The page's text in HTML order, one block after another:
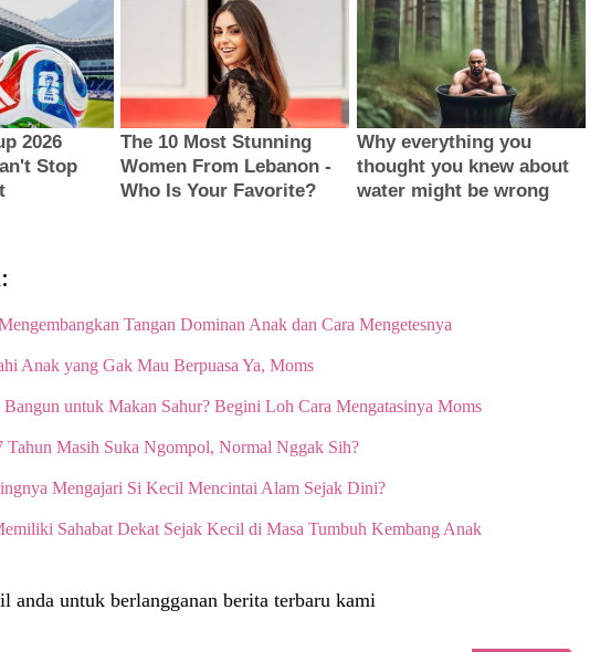
Tangan Dominan Anak dan Cara Mengetesnya
Anak yang Gak Mau Berpuasa Ya, Moms
Bangun untuk Makan Sahur? Begini Loh Cara Mengatasinya Moms
Tahun Masih Suka Ngompol, Normal Nggak Sih?
Mengajari Si Kecil Mencintai Alam Sejak Dini?
Sahabat Dekat Sejak Kecil di Masa Tumbuh Kembang Anak
anda untuk berlangganan berita terbaru kami